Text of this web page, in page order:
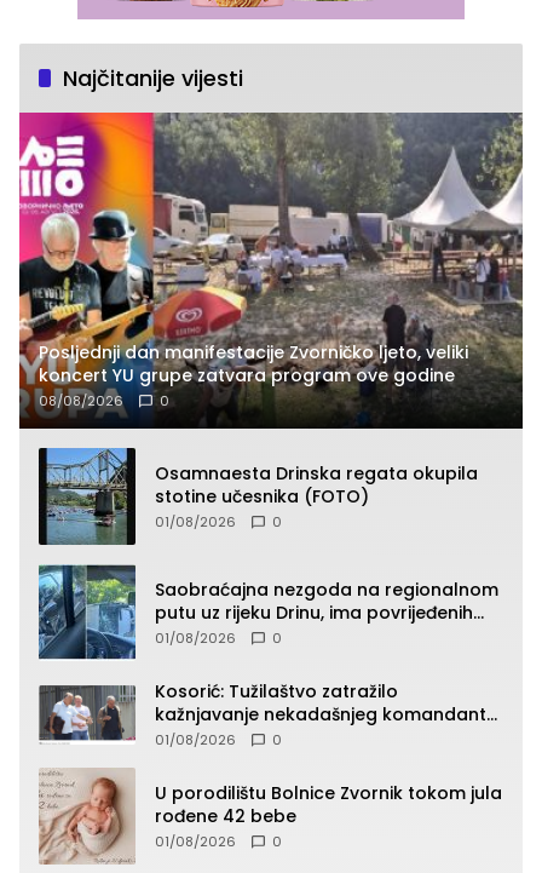
Najčitanije vijesti
Posljednji dan manifestacije Zvorničko ljeto, veliki
koncert YU grupe zatvara program ove godine
08/08/2026 0
Osamnaesta Drinska regata okupila
stotine učesnika (FOTO)
01/08/2026 0
Saobraćajna nezgoda na regionalnom
putu uz rijeku Drinu, ima povrijeđenih
lica (FOTO)
01/08/2026 0
Kosorić: Tužilaštvo zatražilo
kažnjavanje nekadašnjeg komandanta
Vlaseničke brigade
01/08/2026 0
U porodilištu Bolnice Zvornik tokom jula
rođene 42 bebe
01/08/2026 0